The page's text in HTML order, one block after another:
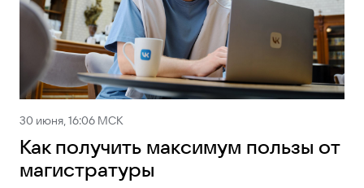
30 июня, 16:06 МСК
Как получить максимум пользы от
магистратуры